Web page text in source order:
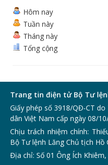
Hôm nay
Tuần này
Tháng này
Tổng cộng
Trang tin điện tử Bộ Tư
Giấy phép số 3918/QĐ-CT
dân Việt Nam cấp ngày 08/
Chịu trách nhiệm chính:
Bộ Tư lệnh Lăng Chủ tịch Hồ
Địa chỉ: Số 01 Ông Ích